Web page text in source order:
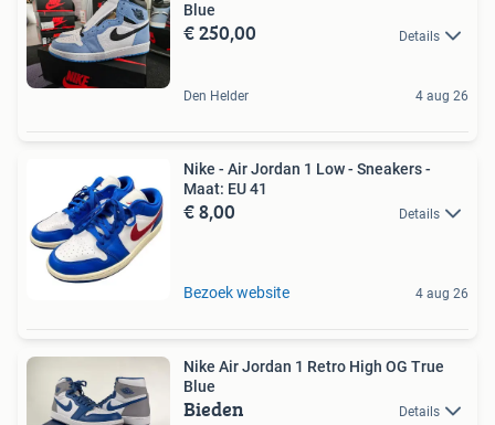
Blue
€ 250,00 Details
Den Helder 4 aug 26
Nike - Air Jordan 1 Low - Sneakers -
Maat: EU 41
€ 8,00 Details
Bezoek website 4 aug 26
Nike Air Jordan 1 Retro High OG True
Blue
Bieden Details